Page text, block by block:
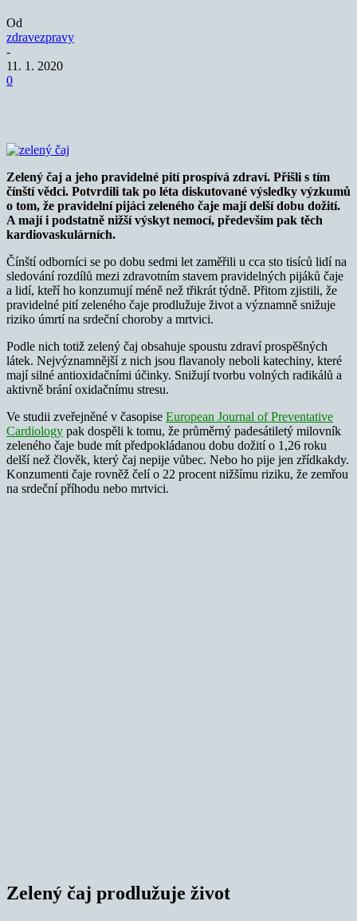
Od
zdravezpravy
-
11. 1. 2020
0
Zelený čaj a jeho pravidelné pití prospívá zdraví. Přišli s tím
čínští vědci. Potvrdili tak po léta diskutované výsledky výzkumů
o tom, že pravidelní pijáci zeleného čaje mají delší dobu dožití.
A mají i podstatně nižší výskyt nemocí, především pak těch
kardiovaskulárních.
Čínští odborníci se po dobu sedmi let zaměřili u cca sto tisíců lidí na
sledování rozdílů mezi zdravotním stavem pravidelných pijáků čaje
a lidí, kteří ho konzumují méně než třikrát týdně. Přitom zjistili, že
pravidelné pití zeleného čaje prodlužuje život a významně snižuje
riziko úmrtí na srdeční choroby a mrtvici.
Podle nich totiž zelený čaj obsahuje spoustu zdraví prospěšných
látek. Nejvýznamnější z nich jsou flavanoly neboli katechiny, které
mají silné antioxidačními účinky. Snižují tvorbu volných radikálů a
aktivně brání oxidačnímu stresu.
Ve studii zveřejněné v časopise European Journal of Preventative
Cardiology pak dospěli k tomu, že průměrný padesátiletý milovník
zeleného čaje bude mít předpokládanou dobu dožití o 1,26 roku
delší než člověk, který čaj nepije vůbec. Nebo ho pije jen zřídkakdy.
Konzumenti čaje rovněž čelí o 22 procent nižšímu riziku, že zemřou
na srdeční příhodu nebo mrtvici.
Zelený čaj prodlužuje život